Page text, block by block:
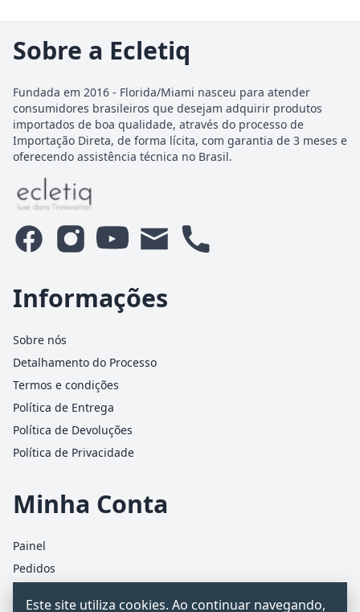
Sobre a Ecletiq
Fundada em 2016 - Florida/Miami nasceu para atender
consumidores brasileiros que desejam adquirir produtos
importados de boa qualidade, através do processo de
Importação Direta, de forma lícita, com garantia de 3 meses e
oferecendo assistência técnica no Brasil.
Informações
Sobre nós
Detalhamento do Processo
Termos e condições
Política de Entrega
Política de Devoluções
Política de Privacidade
Minha Conta
Painel
Pedidos
Este site utiliza cookies. Ao continuar navegando,